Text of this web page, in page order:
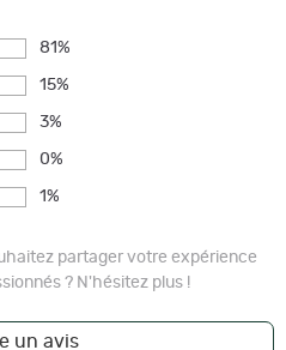
81%
15%
3%
0%
1%
partager votre expérience
? N'hésitez plus !
un avis